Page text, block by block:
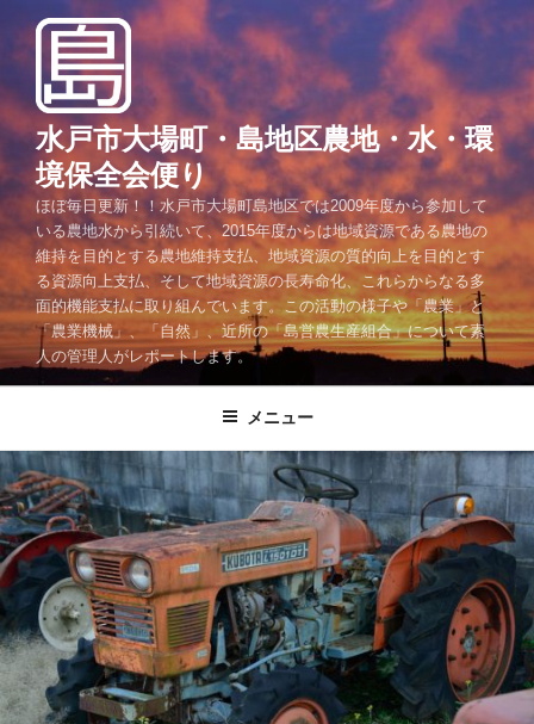
ン
ツ
ス
ッ
水戸市大場町・島地区農地・水・環
境保全会便り
ほぼ毎日更新！！水戸市大場町島地区では2009年度から参加して
いる農地水から引続いて、2015年度からは地域資源である農地の
維持を目的とする農地維持支払、地域資源の質的向上を目的とす
る資源向上支払、そして地域資源の長寿命化、これらからなる多
面的機能支払に取り組んでいます。この活動の様子や「農業」と
「農業機械」、「自然」、近所の「島営農生産組合」について素
人の管理人がレポートします。
メニュー